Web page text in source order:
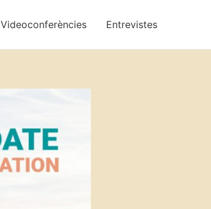
Videoconferències Entrevistes